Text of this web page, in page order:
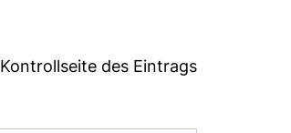
Kontrollseite des Eintrags